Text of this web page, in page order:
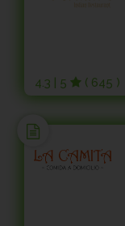
4.3 | 5 ( 645 )